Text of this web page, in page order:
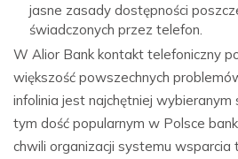
jasne zasady dostępności
świadczonych przez telefon.
W Alior Bank kontakt telefoniczny
większość powszechnych
infolinia jest najchętniej
tym dość popularnym w Polsce
chwili organizacji systemu wsparcia